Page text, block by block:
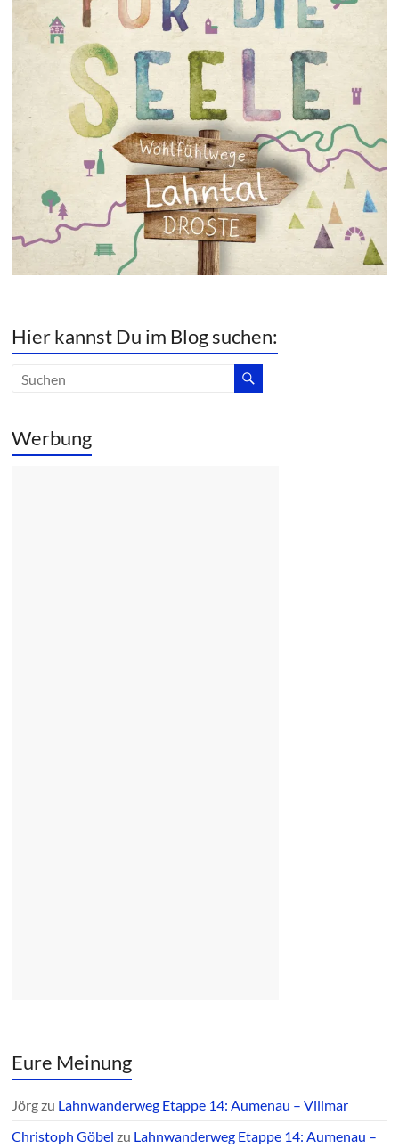
Hier kannst Du im Blog suchen:
Werbung
Eure Meinung
Jörgzu Lahnwanderweg Etappe 14: Aumenau – Villmar
Christoph Göbel zu Lahnwanderweg Etappe 14: Aumenau –